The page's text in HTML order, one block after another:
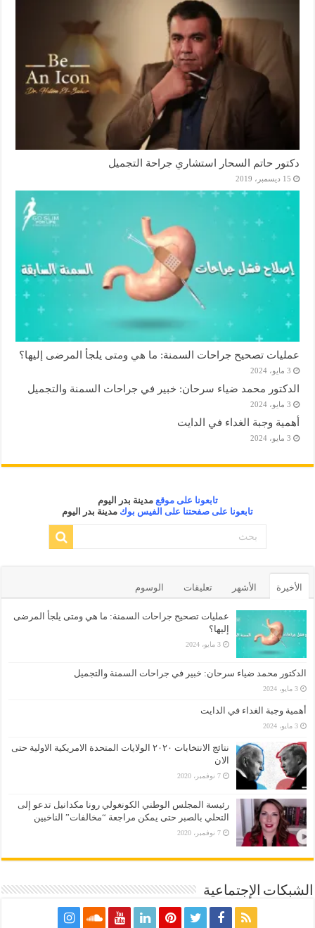
دكتور حاتم السحار استشاري جراحة التجميل
15 ديسمبر، 2019
عمليات تصحيح جراحات السمنة: ما هي ومتى يلجأ المرضى إليها؟
3 مايو، 2024
الدكتور محمد ضياء سرحان: خبير في جراحات السمنة والتجميل
3 مايو، 2024
أهمية وجبة الغداء في الدايت
3 مايو، 2024
تابعونا على موقع مدينة بدر اليوم
تابعونا على صفحتنا على الفيس بوك مدينة بدر اليوم
الأخيرة الأشهر تعليقات الوسوم
عمليات تصحيح جراحات السمنة: ما هي ومتى يلجأ المرضى
إليها؟
3 مايو، 2024
الدكتور محمد ضياء سرحان: خبير في جراحات السمنة والتجميل
3 مايو، 2024
أهمية وجبة الغداء في الدايت
3 مايو، 2024
نتائج الانتخابات ٢٠٢٠ الولايات المتحدة الامريكية الاولية حتى
الان
7 نوفمبر، 2020
رئيسة المجلس الوطني الكونغولي رونا مكدانيل تدعو إلى
التحلي بالصبر حتى يمكن مراجعة “مخالفات” الناخبين
7 نوفمبر، 2020
الشبكات الإجتماعية